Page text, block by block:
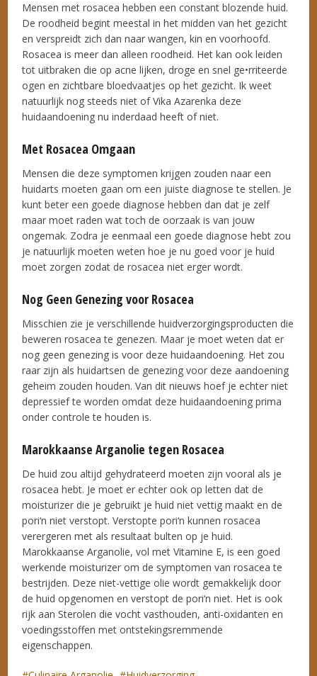
Mensen met rosacea hebben een constant blozende huid.
De roodheid begint meestal in het midden van het gezicht
en verspreidt zich dan naar wangen, kin en voorhoofd.
Rosacea is meer dan alleen roodheid. Het kan ook leiden
tot uitbraken die op acne lijken, droge en snel ge•rriteerde
ogen en zichtbare bloedvaatjes op het gezicht. Ik weet
natuurlijk nog steeds niet of Vika Azarenka deze
huidaandoening nu inderdaad heeft of niet.
Met Rosacea Omgaan
Mensen die deze symptomen krijgen zouden naar een
huidarts moeten gaan om een juiste diagnose te stellen. Je
kunt beter een goede diagnose hebben dan dat je zelf
maar moet raden wat toch de oorzaak is van jouw
ongemak. Zodra je eenmaal een goede diagnose hebt zou
je natuurlijk moeten weten hoe je nu goed voor je huid
moet zorgen zodat de rosacea niet erger wordt.
Nog Geen Genezing voor Rosacea
Misschien zie je verschillende huidverzorgingsproducten die
beweren rosacea te genezen. Maar je moet weten dat er
nog geen genezing is voor deze huidaandoening. Het zou
raar zijn als huidartsen de genezing voor deze aandoening
geheim zouden houden. Van dit nieuws hoef je echter niet
depressief te worden omdat deze huidaandoening prima
onder controle te houden is.
Marokkaanse Arganolie tegen Rosacea
De huid zou altijd gehydrateerd moeten zijn vooral als je
rosacea hebt. Je moet er echter ook op letten dat de
moisturizer die je gebruikt je huid niet vettig maakt en de
pori‘n niet verstopt. Verstopte pori‘n kunnen rosacea
verergeren met als resultaat bulten op je huid.
Marokkaanse Arganolie, vol met Vitamine E, is een goed
werkende moisturizer om de symptomen van rosacea te
bestrijden. Deze niet-vettige olie wordt gemakkelijk door
de huid opgenomen en verstopt de pori‘n niet. Het is ook
rijk aan Sterolen die vocht vasthouden, anti-oxidanten en
voedingsstoffen met ontstekingsremmende
eigenschappen.